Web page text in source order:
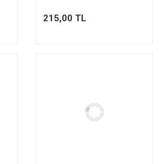
215,00 TL